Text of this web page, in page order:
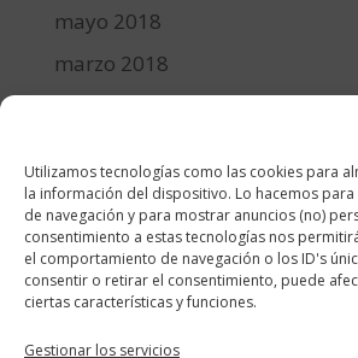
Utilizamos tecnologías como las cookies para
la información del dispositivo. Lo hacemos
de navegación y para mostrar anuncios (no)
consentimiento a estas tecnologías nos
el comportamiento de navegación o los ID's
consentir o retirar el consentimiento, puede
ciertas características y funciones.
Gestionar los servicios
mayo 2018
marzo 2018
diciembre 2017
Categorías
cocina y recetas
general